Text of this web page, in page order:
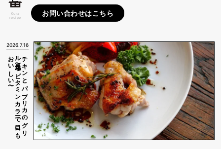
Kura
recipe
お問い合わせはこちら
2026.7.16
チ
キ
ン
と
パ
プ
リ
カ
の
グ
リ
ル
〜元気な
ビ
タ
ミ
ン
カ
ラ
ーで
目に
も
お
い
し
い
〜